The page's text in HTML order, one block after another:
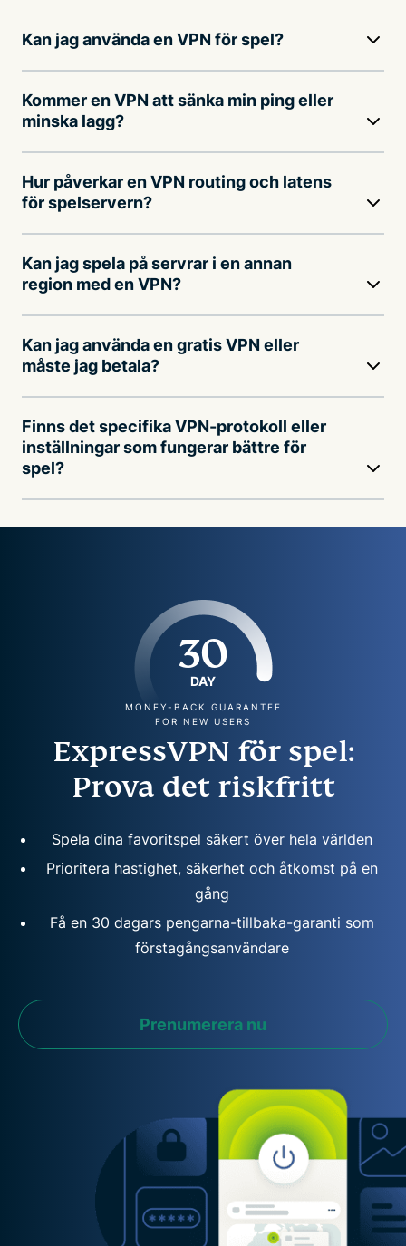
Kan jag använda en VPN för spel?
Kommer en VPN att sänka min ping eller
minska lagg?
Hur påverkar en VPN routing och latens
för spelservern?
Kan jag spela på servrar i en annan
region med en VPN?
Kan jag använda en gratis VPN eller
måste jag betala?
Finns det specifika VPN-protokoll eller
inställningar som fungerar bättre för
spel?
30
DAY
MONEY-BACK GUARANTEE
FOR NEW USERS
ExpressVPN för spel:
Prova det riskfritt
Spela dina favoritspel säkert över hela världen
Prioritera hastighet, säkerhet och åtkomst på en
gång
Få en 30 dagars pengarna-tillbaka-garanti som
förstagångsanvändare
Prenumerera nu